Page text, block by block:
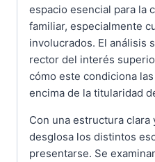
espacio esencial para la
familiar, especialmente
involucrados. El análisis
rector del interés
cómo este condiciona
encima de la titularidad
Con una estructura clara
desglosa los distintos
presentarse. Se